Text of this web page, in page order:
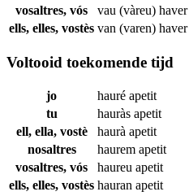
vosaltres, vós
vau (vàreu) haver
ells, elles, vostès van (varen) haver
Voltooid toekomende tijd
jo hauré apetit
tu
hauràs apetit
ell, ella, vostè
haurà apetit
nosaltres
haurem apetit
vosaltres, vós
haureu apetit
ells, elles, vostès hauran apetit